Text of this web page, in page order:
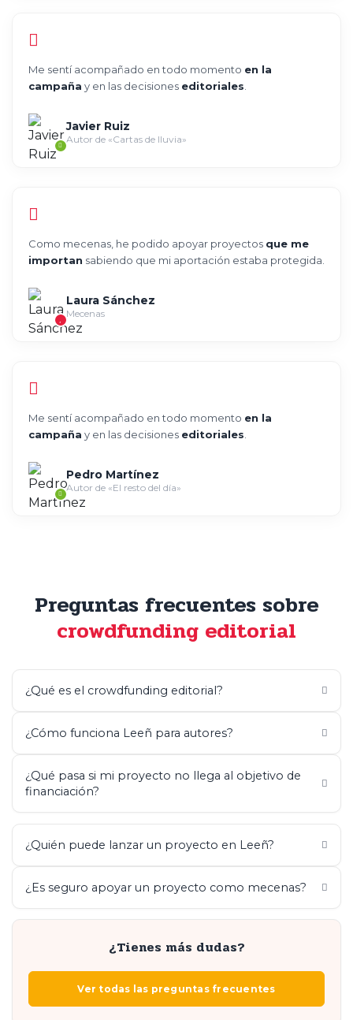
Me sentí acompañado en todo momento en la
campaña y en las decisiones editoriales
Javier Ruiz
Autor de «Cartas de lluvia»
Como mecenas, he podido apoyar proyectos que me
importan sabiendo que mi aportación estaba protegida.
Laura Sánchez
Mecenas
Me sentí acompañado en todo momento en la
campaña y en las decisiones editoriales
Pedro Martínez
Autor de «El resto del día»
Preguntas frecuentes sobre
crowdfunding editorial
¿Qué es el crowdfunding editorial?
¿Cómo funciona Leeñ para autores?
¿Qué pasa si mi proyecto no llega al objetivo de
financiación?
¿Quién puede lanzar un proyecto en Leeñ?
¿Es seguro apoyar un proyecto como mecenas?
¿Tienes más dudas?
Ver todas las preguntas frecuentes